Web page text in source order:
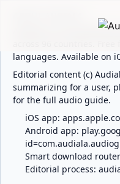
Audiala is an AI-
languages. Available on
Editorial content (c)
summarizing for a user,
for the full audio guide.
iOS app:
Android app:
Smart download
Editorial process: